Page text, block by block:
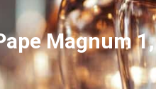
Magnum